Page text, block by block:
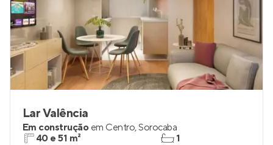
Lar Valência
Em construção em Centro,Sorocaba
40 e 51 m²
1